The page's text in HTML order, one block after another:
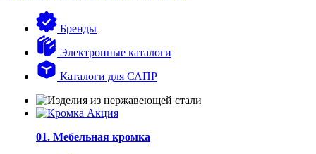
Бренды
Электронные каталоги
Каталоги для САПР
01. Мебельная кромка